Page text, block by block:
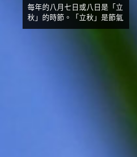
每年的八月七日或八日是「立
秋」的時節。「立秋」是節氣
邁入秋涼的先聲，表示酷熱難